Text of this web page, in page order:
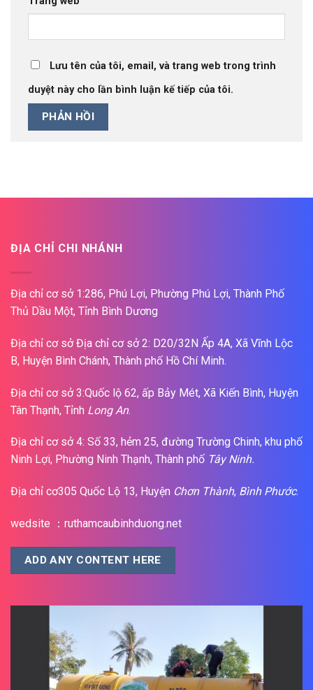
Lưu tên của tôi, email, và trang web trong trình
duyệt này cho lần bình luận kế tiếp của tôi.
ĐỊA CHỈ CHI NHÁNH
Địa chỉ cơ sở 1:286, Phú Lợi, Phường Phú Lợi, Thành Phố
Thủ Dầu Một, Tỉnh Bình Dương
Địa chỉ cơ sở Địa chỉ cơ sở 2: D20/32N Ấp 4A, Xã Vĩnh Lộc
B, Huyện Bình Chánh, Thành phố Hồ Chí Minh.
Địa chỉ cơ sở 3:Quốc lộ 62, ấp Bảy Mét, Xã Kiến Bình, Huyện
Tân Thạnh, Tỉnh Long An.
Địa chỉ cơ sở 4: Số 33, hẻm 25, đường Trường Chinh, khu phố
Ninh Lợi, Phường Ninh Thạnh, Thành phố Tây Ninh.
Địa chỉ cơ305 Quốc Lộ 13, Huyện Chơn Thành, Bình Phước.
wedsite ：ruthamcaubinhduong.net
ADD ANY CONTENT HERE